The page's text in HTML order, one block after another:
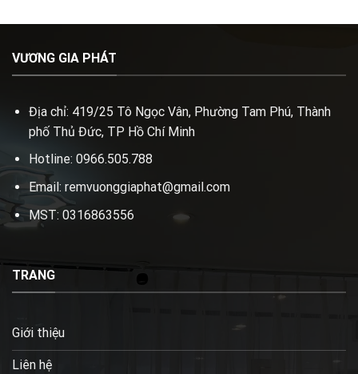
VƯƠNG GIA PHÁT
Địa chỉ: 419/25 Tô Ngọc Vân, Phường Tam Phú, Thành
phố Thủ Đức, TP Hồ Chí Minh
Hotline: 0966.505.788
Email: remvuonggiaphat@gmail.com
MST: 0316863556
TRANG
Giới thiệu
Liên hệ